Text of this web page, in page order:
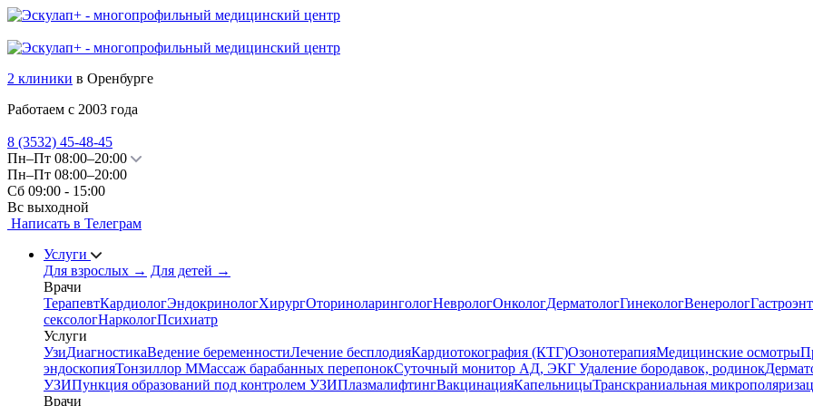
2 клиники в Оренбурге
Работаем с 2003 года
8 (3532) 45-48-45
Пн–Пт 08:00–20:00
Пн–Пт 08:00–20:00
Сб 09:00 - 15:00
Вс выходной
Написать в Телеграм
Услуги
Для взрослых → Для детей →
Врачи
ТерапевтКардиологЭндокринологХирургОториноларингологНеврологОнкологДерматологГинекологВенеролог
сексологНаркологПсихиатр
Услуги
УзиДиагностикаВедение беременностиЛечение бесплодияКардиотокография (КТГ)ОзонотерапияМедицинские осмотры
эндоскопияТонзиллор ММассаж барабанных перепонокСуточный монитор АД, ЭКГ Удаление бородавок, родинок
УЗИПункция образований под контролем УЗИПлазмалифтингВакцинацияКапельницыТранскраниальная
Врачи